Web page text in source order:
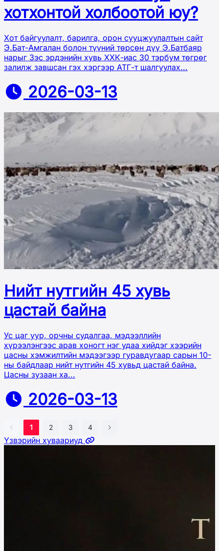
хотхонтой холбоотой юу?
Хот байгуулалт, барилга, орон сууцжуулалтын сайт
Э.Бат-Амгалан болон түүний төрсөн дүү Э.Батбаяр
нарыг Зэс эрдэнийн хувь ХХК-иас 30 тэрбум төгрөг
залилж завшсан гэх хэргээр АТГ-т шалгуулах...
2026-03-13
Нийт нутгийн 45 хувь
цастай байна
Ус цаг уур, орчны судалгаа, мэдээллийн
хүрээлэнгээс арав хоногт нэг удаа хийдэг хээрийн
цасны хэмжилтийн мэдээгээр гуравдугаар сарын 10-
ны байдлаар нийт нутгийн 45 хувьд цастай байна.
Цасны зузаан ха...
2026-03-13
1 2 3 4
Үзвэрийн хуваариуд